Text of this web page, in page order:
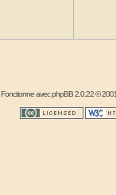
Fonctionne avecphpBB2.0.22 ©